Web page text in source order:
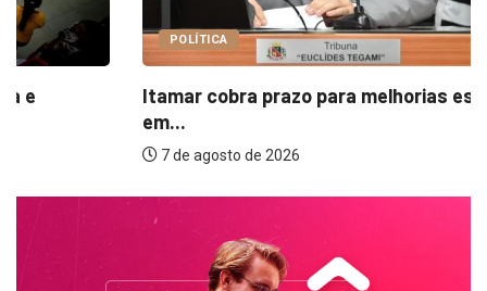
POLÍTICA
Itamar cobra prazo para melhorias estruturais
7 de agosto de 2026